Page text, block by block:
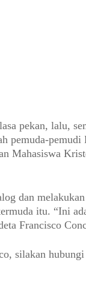
pekan, lalu,
pemuda-
Mahasiswa
dan
itu. “Ini
Francisco
silakan